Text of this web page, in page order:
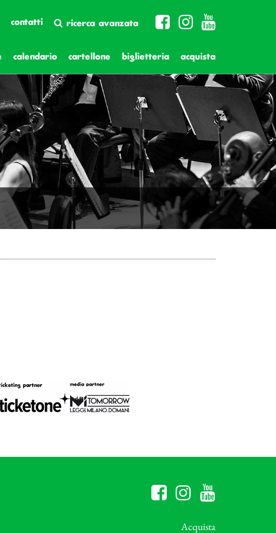
contatti ricerca avanzata
calendario cartellone biglietteria acquista
Acquista